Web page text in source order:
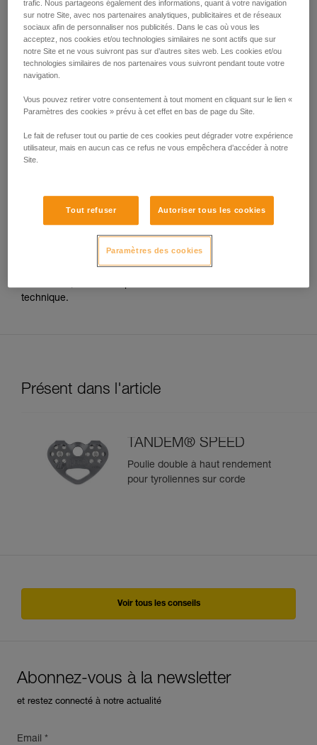
liées à votre activité. Il peut en exister d’autres
que nous ne décrivons pas ici.
autre référentiel normatif EPI couvrant l’usage de poulie sur
câble.
Pour un usage en Parcours Acrobatiques en Hauteur sur
câble, les seules poulies Petzl certifiées sont :
- Les poulies TRAC CLUB (P023AB00/P023AB01) et
La notice technique de la TANDEM SPEED n’indique donc
plus de compatibilité avec un câble. Cependant cette poulie
toujours d’être utilisée sur câble jusqu’à 13 mm de diamètre,
pour tout usage hors environnement Parcours Acrobatiques
technique.
Présent dans l'article
TANDEM® SPEED
Poulie double à haut rendement
pour tyroliennes sur corde
Voir tous les conseils
Abonnez-vous à la newsletter
et restez connecté à notre actualité
Email *
trafic. Nous partageons également des informations, quant à votre navigation
sur notre Site, avec nos partenaires analytiques, publicitaires et de réseaux
sociaux afin de personnaliser nos publicités. Dans le cas où vous les
acceptez, nos cookies et/ou technologies similaires ne sont actifs que sur
notre Site et ne vous suivront pas sur d’autres sites web. Les cookies et/ou
technologies similaires de nos partenaires vous suivront pendant toute votre
navigation.
Vous pouvez retirer votre consentement à tout moment en cliquant sur le lien «
Paramètres des cookies » prévu à cet effet en bas de page du Site.
Le fait de refuser tout ou partie de ces cookies peut dégrader votre expérience
utilisateur, mais en aucun cas ce refus ne vous empêchera d’accéder à notre
Site.
Tout refuser Autoriser tous les cookies
Paramètres des cookies